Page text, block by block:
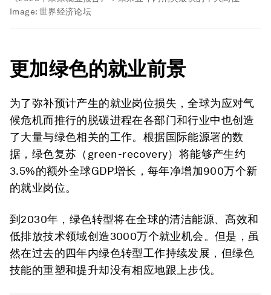
Image: 世界经济论坛
更加绿色的就业前景
为了弥补预计产生的就业岗位损失，全球为应对气
候危机而推行的脱碳进程在各部门和行业中也创造
了大量与绿色相关的工作。根据国际能源署的数
据，绿色复苏（green-recovery）将能够产生约
3.5%的额外全球GDP增长，每年净增加900万个新
的就业岗位。
到2030年，绿色转型将在全球的清洁能源、高效和
低排放技术领域创造3000万个就业机会。但是，虽
然在过去的四年内绿色转型工作持续发展，但绿色
技能的重塑和提升却没有相应地跟上步伐。